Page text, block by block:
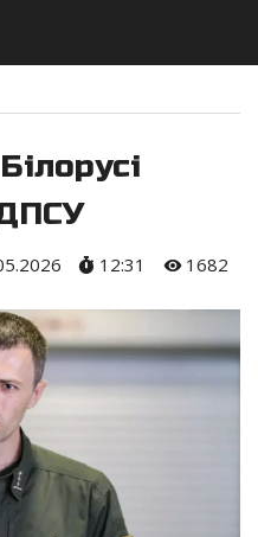
12:31 1682